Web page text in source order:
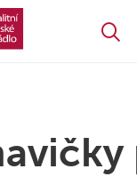
SLOVENSKO